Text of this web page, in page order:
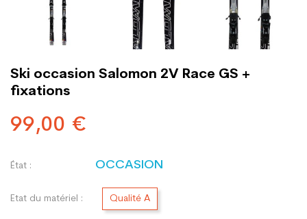
Ski occasion Salomon 2V Race GS +
fixations
99,00 €
État : OCCASION
Etat du matériel : Qualité A